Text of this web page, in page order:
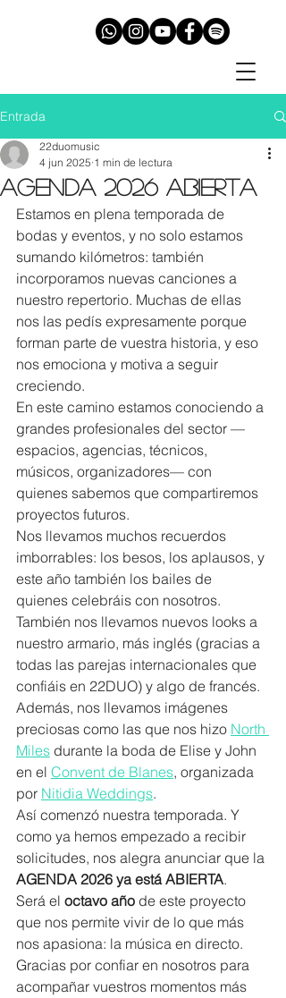
Entrada
Agenda 2026 abierta
22duomusic
4 jun 2025 1 min de lectura
Estamos en plena temporada de
bodas y eventos, y no solo estamos
sumando kilómetros: también
incorporamos nuevas canciones a
nuestro repertorio. Muchas de ellas
nos las pedís expresamente porque
forman parte de vuestra historia, y eso
nos emociona y motiva a seguir
creciendo.
En este camino estamos conociendo a
grandes profesionales del sector —
espacios, agencias, técnicos,
músicos, organizadores— con
quienes sabemos que compartiremos
proyectos futuros.
Nos llevamos muchos recuerdos
imborrables: los besos, los aplausos, y
este año también los bailes de
quienes celebráis con nosotros.
También nos llevamos nuevos looks a
nuestro armario, más inglés (gracias a
todas las parejas internacionales que
confiáis en 22DUO) y algo de francés.
Además, nos llevamos imágenes
preciosas como las que nos hizo North
Miles durante la boda de Elise y John
en el Convent de Blanes, organizada
por Nitidia Weddings.
Así comenzó nuestra temporada. Y
como ya hemos empezado a recibir
solicitudes, nos alegra anunciar que la
AGENDA 2026 ya está ABIERTA.
Será el octavo año de este proyecto
que nos permite vivir de lo que más
nos apasiona: la música en directo.
Gracias por confiar en nosotros para
acompañar vuestros momentos más